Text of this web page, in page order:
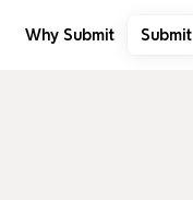
Why Submit Submit